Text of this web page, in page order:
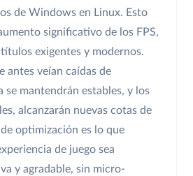
de Windows en Linux. Esto
significativo de los FPS,
exigentes y modernos.
antes veían caídas de
se mantendrán estables, y los
alcanzarán nuevas cotas de
optimización es lo que
de juego sea
y agradable, sin micro-